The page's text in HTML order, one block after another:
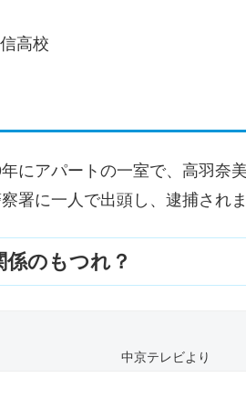
高校
にアパートの一室で、高羽奈
署に一人で出頭し、逮捕されま
のもつれ？
中京テレビより